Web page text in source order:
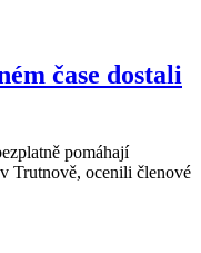
čase dostali
pomáhají
Trutnově, ocenili členové